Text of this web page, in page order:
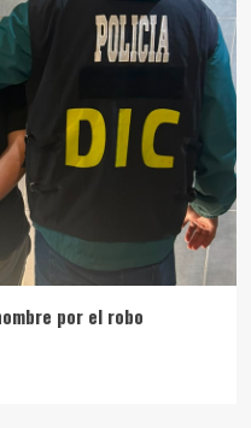
por el robo